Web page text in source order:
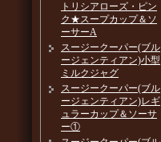
トリシアローズ・ピン
ク★スープカップ＆ソ
ーサーA
スージークーパー(ブル
ージェンティアン)小型
ミルクジャグ
スージークーパー(ブル
ージェンティアン)レギ
ュラーカップ＆ソーサ
ー①